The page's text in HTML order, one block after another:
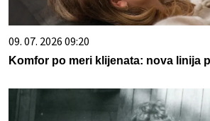
09. 07. 2026 09:20
Komfor po meri klijenata: nova linija